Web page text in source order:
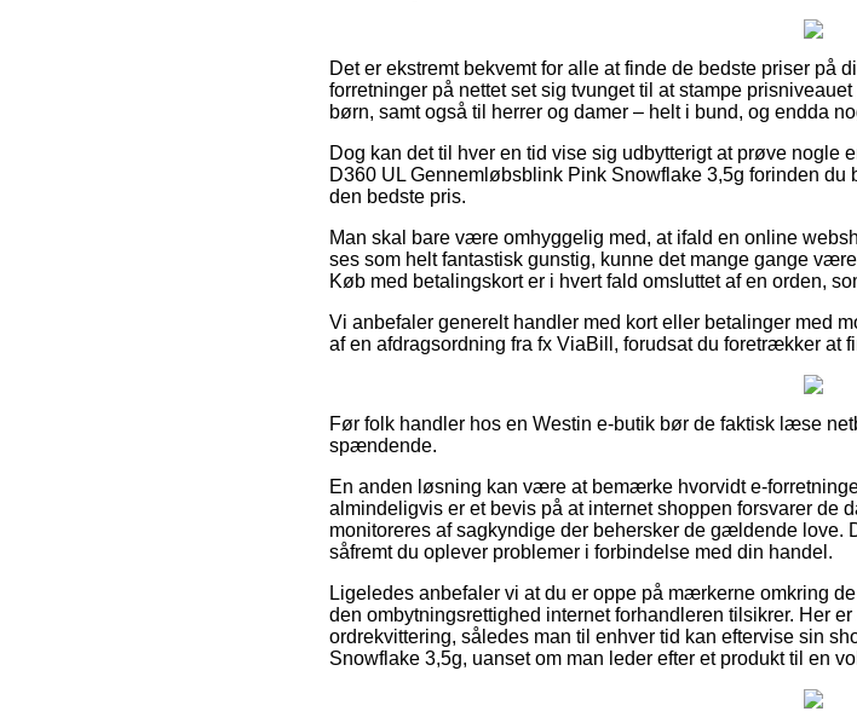
Det er ekstremt bekvemt for alle at finde de bedste priser på
forretninger på nettet set sig tvunget til at stampe
børn, samt også til herrer og damer – helt i bund, og endda
Dog kan det til hver en tid vise sig udbytterigt at prøve nogle
D360 UL Gennemløbsblink Pink Snowflake 3,5g forinden
den bedste pris.
Man skal bare være omhyggelig med, at ifald en online
ses som helt fantastisk gunstig, kunne det mange gange
Køb med betalingskort er i hvert fald omsluttet af en orden,
Vi anbefaler generelt handler med kort eller betalinger med
af en afdragsordning fra fx ViaBill, forudsat du foretrækker at
Før folk handler hos en Westin e-butik bør de faktisk læse
spændende.
En anden løsning kan være at bemærke hvorvidt e-
almindeligvis er et bevis på at internet shoppen forsvarer de
monitoreres af sagkyndige der behersker de gældende love.
såfremt du oplever problemer i forbindelse med din handel.
Ligeledes anbefaler vi at du er oppe på mærkerne omkring
den ombytningsrettighed internet forhandleren tilsikrer. Her
ordrekvittering, således man til enhver tid kan eftervise sin
Snowflake 3,5g, uanset om man leder efter et produkt til en